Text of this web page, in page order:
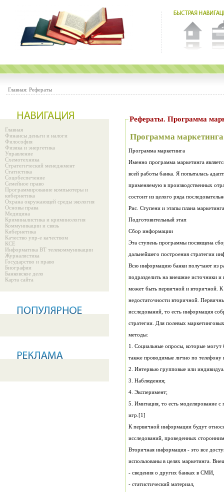
Главная: Рефераты
Главная
Финансы деньги и налоги
Философия
Физика и энергетика
Управление
Схемотехника
Стратегический менеджмент
Статистика
Соцобеспечение
Семейное право
Программирование компьютеры и
кибернетика
Охрана окружающей среды экология
Основы права
Медицина
Криминалистика и криминология
Коммуникации и связь
Кибернетика
Качество упр-е качеством
КСЕ
Информатика ВТ телекоммуникации
Журналистика
Государство и право
Биографии
Банковское дело
Карта сайта
Рефераты. Программа
Программа маркетинга
Программа маркетинга
состоит из целого ряда
Рис. Ступени и этапы плана маркетинга
Подготовительный этап
Сбор информации
Эта ступень программы посвящена
дальнейшего построения стратегии
подразделить на внешние источники
может быть первичной и вторичной.
методы:
также проводимые лично по телефону
2. Интервью групповые или
3. Наблюдения;
4. Эксперимент;
игр.[1]
исследований, проведенных
использованы в целях маркетинга.
- сведения о других банках в СМИ,
- статистический материал,